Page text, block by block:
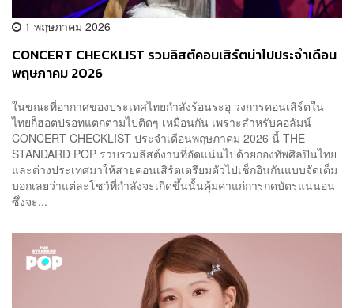
1 พฤษภาคม 2026
CONCERT CHECKLIST รวมลิสต์คอนเสิร์ตน่าไปประจำเดือน
พฤษภาคม 2026
ในขณะที่อากาศของประเทศไทยกำลังร้อนระอุ วงการคอนเสิร์ตใน
ไทยก็ฮอตปรอทแตกตามไปติดๆ เหมือนกัน เพราะสำหรับคอลัมน์
CONCERT CHECKLIST ประจำเดือนพฤษภาคม 2026 นี้ THE
STANDARD POP รวบรวมลิสต์งานที่อัดแน่นไปด้วยกองทัพศิลปินไทย
และต่างประเทศมาให้สายคอนเสิร์ตเตรียมตัวไปเช็กอินกันแบบจัดเต็ม
บอกเลยว่าแต่ละโชว์ที่กำลังจะเกิดขึ้นนั้นคุ้มค่าแก่การกดบัตรแน่นอน
ซึ่งจะ...